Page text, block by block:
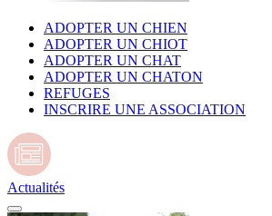
ADOPTER UN CHIEN
ADOPTER UN CHIOT
ADOPTER UN CHAT
ADOPTER UN CHATON
REFUGES
INSCRIRE UNE ASSOCIATION
Actualités